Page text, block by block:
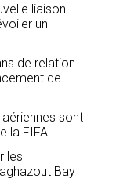
liaison
un
de relation
de
sont
la FIFA
les
Bay